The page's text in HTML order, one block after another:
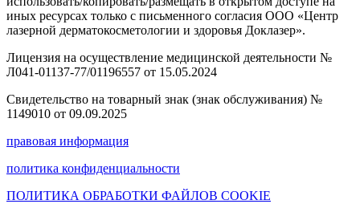
иных ресурсах только с письменного согласия ООО «Центр
лазерной дерматокосметологии и здоровья Доклазер».
Лицензия на осуществление медицинской деятельности №
Л041-01137-77/01196557 от 15.05.2024
Свидетельство на товарный знак (знак обслуживания) №
1149010 от 09.09.2025
правовая информация
политика конфиденциальности
ПОЛИТИКА ОБРАБОТКИ ФАЙЛОВ COOKIE